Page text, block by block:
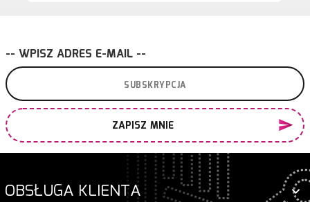
-- WPISZ ADRES E-MAIL --
ZAPISZ MNIE
OBSŁUGA KLIENTA